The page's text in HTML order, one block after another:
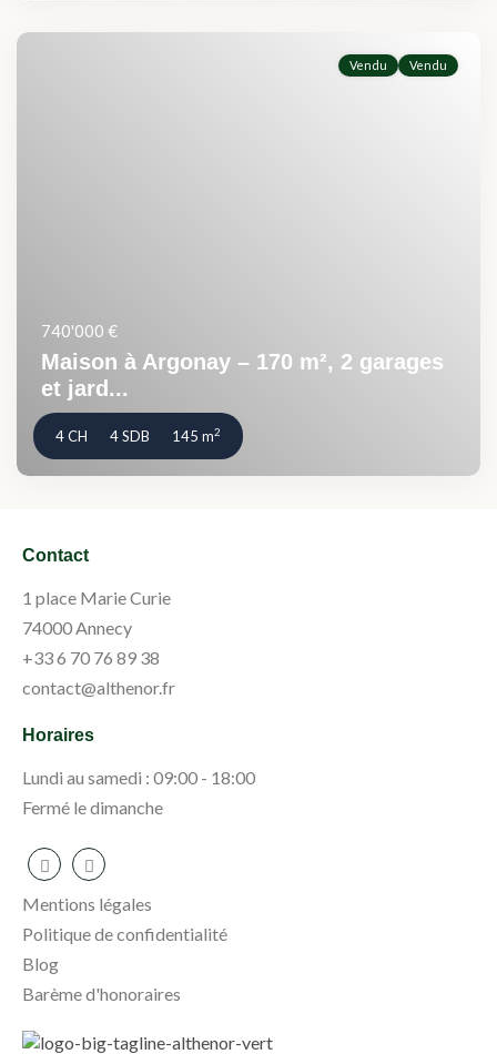
Vendu Vendu
740'000 €
Maison à Argonay – 170 m², 2 garages
et jard...
4 CH 4 SDB 145 m2
Contact
1 place Marie Curie
74000 Annecy
+33 6 70 76 89 38
contact@althenor.fr
Horaires
Lundi au samedi : 09:00 - 18:00
Fermé le dimanche
Mentions légales
Politique de confidentialité
Blog
Barème d'honoraires